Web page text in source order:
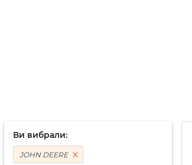
Ви вибрали:
JOHN DEERE